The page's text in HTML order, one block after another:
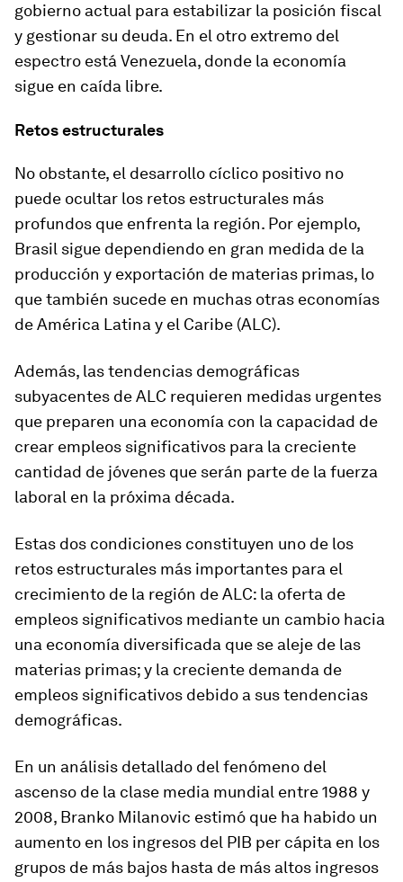
gobierno actual para estabilizar la posición fiscal
y gestionar su deuda. En el otro extremo del
espectro está Venezuela, donde la economía
sigue en caída libre.
Retos estructurales
No obstante, el desarrollo cíclico positivo no
puede ocultar los retos estructurales más
profundos que enfrenta la región. Por ejemplo,
Brasil sigue dependiendo en gran medida de la
producción y exportación de materias primas, lo
que también sucede en muchas otras economías
de América Latina y el Caribe (ALC).
Además, las tendencias demográficas
subyacentes de ALC requieren medidas urgentes
que preparen una economía con la capacidad de
crear empleos significativos para la creciente
cantidad de jóvenes que serán parte de la fuerza
laboral en la próxima década.
Estas dos condiciones constituyen uno de los
retos estructurales más importantes para el
crecimiento de la región de ALC: la oferta de
empleos significativos mediante un cambio hacia
una economía diversificada que se aleje de las
materias primas; y la creciente demanda de
empleos significativos debido a sus tendencias
demográficas.
En un análisis detallado del fenómeno del
ascenso de la clase media mundial entre 1988 y
2008, Branko Milanovic estimó que ha habido un
aumento en los ingresos del PIB per cápita en los
grupos de más bajos hasta de más altos ingresos